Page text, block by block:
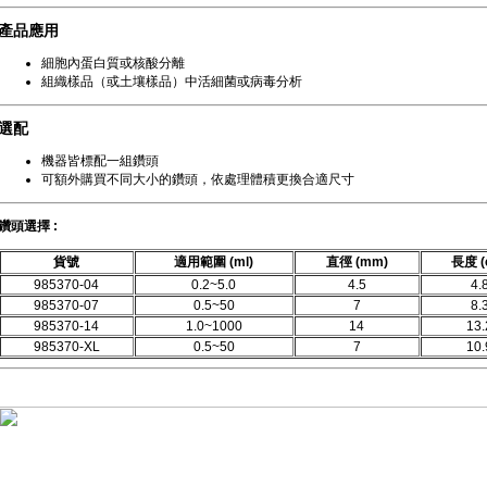
品應用
細胞內蛋白質或核酸分離
組織樣品（或土壤樣品）中活細菌或病毒分析
配
機器皆標配一組鑽頭
可額外購買不同大小的鑽頭，依處理體積更換合適尺寸
頭選擇 :
貨號 適用範圍 (ml) 直徑 (mm)
長度
985370-04
0.2~5.0 4.5
985370-07
0.5~50 7
985370-14
1.0~1000 14
985370-XL
0.5~50 7